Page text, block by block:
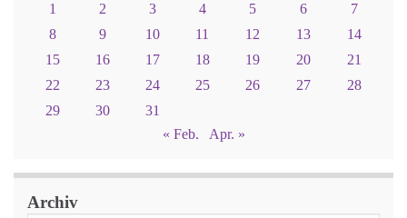
1
2 3 4 5 6
7
8
9 10 11 12 13
14
15
16 17 18 19 20
21
22
23 24 25 26 27
28
29
30
31
« Feb.
Apr. »
Archiv